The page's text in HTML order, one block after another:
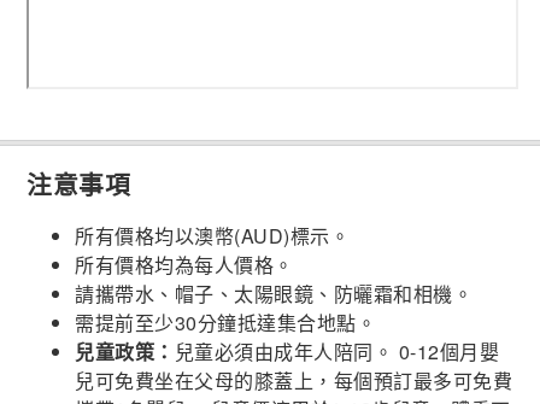
注意事項
所有價格均以澳幣(AUD)標示。
所有價格均為每人價格。
請攜帶水、帽子、太陽眼鏡、防曬霜和相機。
需提前至少30分鐘抵達集合地點。
兒童政策： 兒童必須由成年人陪同。 0-12個月嬰
兒可免費坐在父母的膝蓋上，每個預訂最多可免費